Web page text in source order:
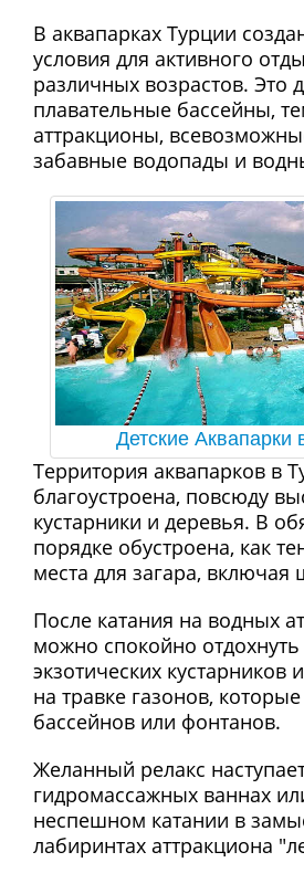
В аквапарках Турции
условия для активного
различных возрастов. Это
плавательные бассейны,
аттракционы,
забавные водопады и
Детские Аквапарки
Территория аквапарков в
благоустроена, повсюду
кустарники и деревья. В
порядке обустроена, как
места для загара, включая
После катания на водных
можно спокойно
экзотических кустарников
на травке газонов,
бассейнов или фонтанов.
Желанный релакс
гидромассажных ваннах
неспешном катании в
лабиринтах аттракциона